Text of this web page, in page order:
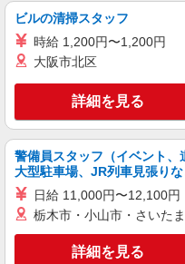
ビルの清掃スタッフ
時給 1,200円〜1,200円
大阪市北区
詳細を見る
警備員スタッフ（イベント、
大型駐車場、JR列車見張りな
日給 11,000円〜12,100円
栃木市・小山市・さいた
詳細を見る